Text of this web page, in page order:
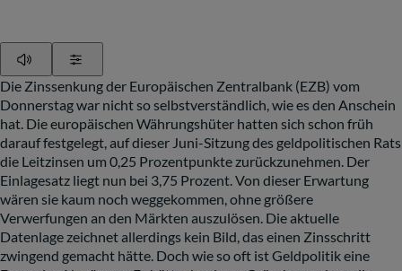
Die Zinssenkung der Europäischen Zentralbank (EZB) vom
Donnerstag war nicht so selbstverständlich, wie es den Anschein
hat. Die europäischen Währungshüter hatten sich schon früh
darauf festgelegt, auf dieser Juni-Sitzung des geldpolitischen Rats
die Leitzinsen um 0,25 Prozentpunkte zurückzunehmen. Der
Einlagesatz liegt nun bei 3,75 Prozent. Von dieser Erwartung
wären sie kaum noch weggekommen, ohne größere
Verwerfungen an den Märkten auszulösen. Die aktuelle
Datenlage zeichnet allerdings kein Bild, das einen Zinsschritt
zwingend gemacht hätte. Doch wie so oft ist Geldpolitik eine